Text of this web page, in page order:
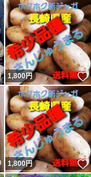
いいね！
1,800 円
いいね！
1,800 円